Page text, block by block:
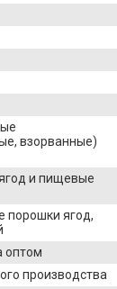
взорванные)
и пищевые
порошки ягод,
оптом
производства